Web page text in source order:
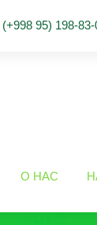
(+998 95) 198-83-
О НАС